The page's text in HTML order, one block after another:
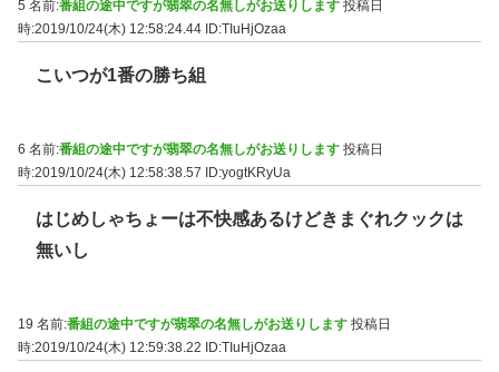
5 名前:番組の途中ですが翡翠の名無しがお送りします 投稿日
時:2019/10/24(木) 12:58:24.44 ID:TIuHjOzaa
こいつが1番の勝ち組
6 名前:番組の途中ですが翡翠の名無しがお送りします 投稿日
時:2019/10/24(木) 12:58:38.57
ID:yogtKRyUa
はじめしゃちょーは不快感あるけどきまぐれクックは
無いし
19 名前:番組の途中ですが翡翠の名無しがお送りします 投稿日
時:2019/10/24(木) 12:59:38.22 ID:TIuHjOzaa